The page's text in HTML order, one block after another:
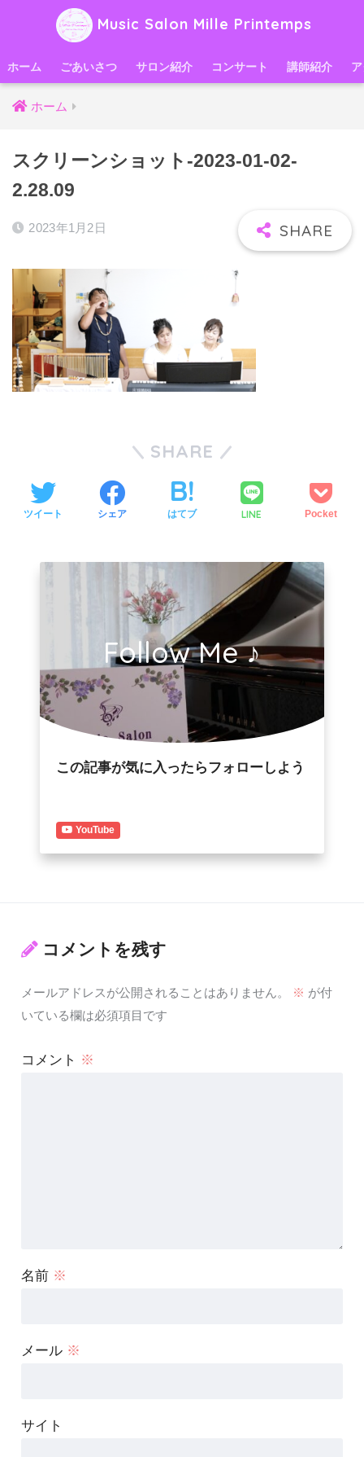
Music Salon Mille Printemps
ホーム ごあいさつ サロン紹介 コンサート 講師紹介
ホーム
スクリーンショット-2023-01-02-
2.28.09
2023年1月2日
SHARE
ツイート シェア はてブ LINE Pocket
Follow Me ♪
この記事が気に入ったらフォローしよう
YouTube
コメントを残す
メールアドレスが公開されることはありません。 ※ が付
いている欄は必須項目です
コメント ※
名前 ※
メール ※
サイト